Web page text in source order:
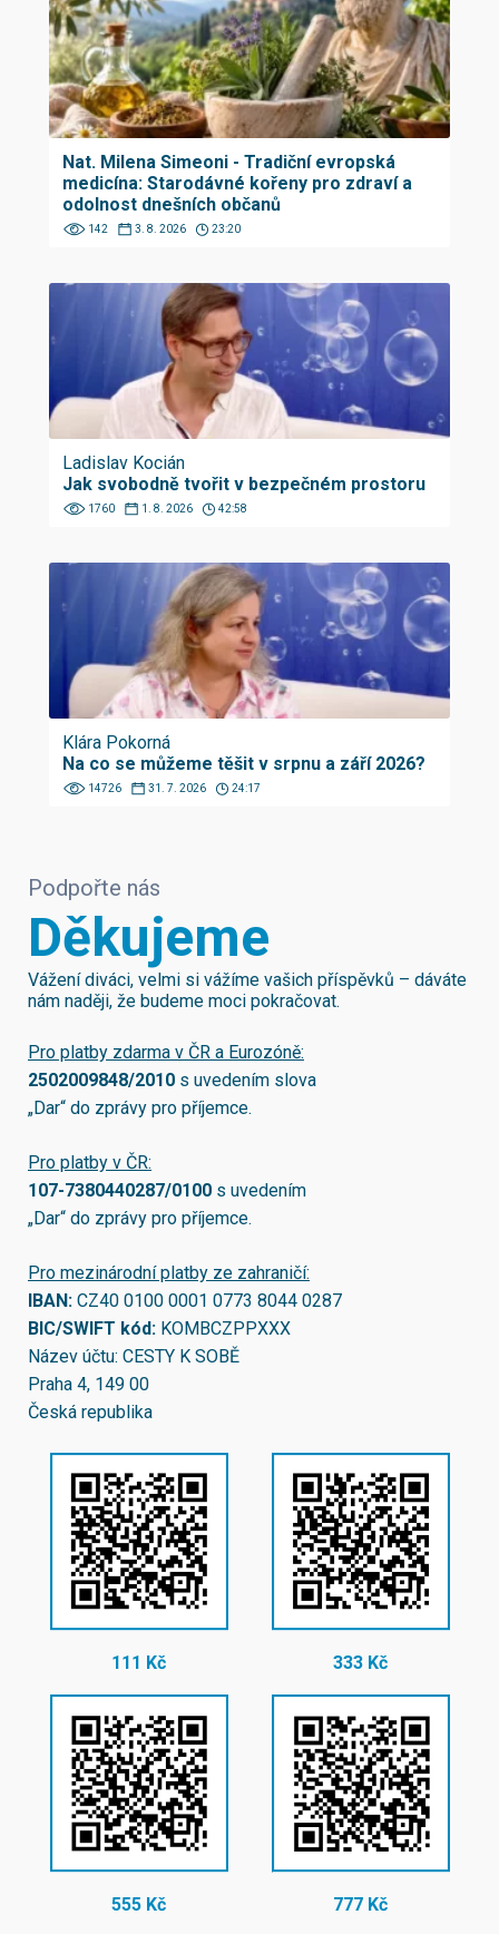
Nat. Milena Simeoni - Tradiční evropská
medicína: Starodávné kořeny pro zdraví a
odolnost dnešních občanů
142 3. 8. 2026 23:20
Ladislav Kocián
Jak svobodně tvořit v bezpečném prostoru
1760 1. 8. 2026 42:58
Klára Pokorná
Na co se můžeme těšit v srpnu a září 2026?
14726 31. 7. 2026 24:17
Podpořte nás
Děkujeme
Vážení diváci, velmi si vážíme vašich příspěvků – dáváte
nám naději, že budeme moci pokračovat.
Pro platby zdarma v ČR a Eurozóně:
2502009848/2010 s uvedením slova
„Dar“ do zprávy pro příjemce.
Pro platby v ČR:
107-7380440287/0100 s uvedením
„Dar“ do zprávy pro příjemce.
Pro mezinárodní platby ze zahraničí:
IBAN: CZ40 0100 0001 0773 8044 0287
BIC/SWIFT kód: KOMBCZPPXXX
Název účtu: CESTY K SOBĚ
Praha 4, 149 00
Česká republika
111 Kč 333 Kč
555 Kč 777 Kč